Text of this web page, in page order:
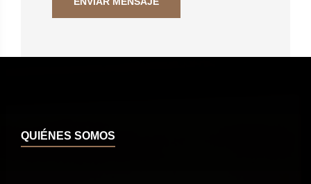
QUIÉNES SOMOS